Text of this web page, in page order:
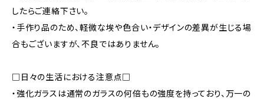
したらご連絡下さい。
・手作り品のため、軽微な埃や色合い・デザインの差異が生じる場
合もございますが、不良ではありません。
□日々の生活における注意点□
・強化ガラスは通常のガラスの何倍もの強度を持っており、万一の